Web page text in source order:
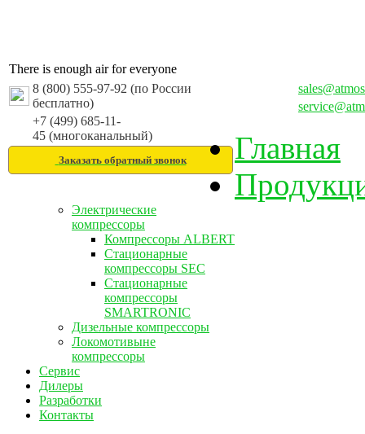
There is enough air for everyone
8 (800) 555-97-92 (по России
бесплатно)
+7 (499) 685-11-
45 (многоканальный)
Заказать обратный звонок
Главная
Электрические
компрессоры
Компрессоры ALBERT
Стационарные
компрессоры SEC
Стационарные
компрессоры
SMARTRONIC
Дизельные компрессоры
Локомотивыне
компрессоры
Сервис
Дилеры
Разработки
Контакты